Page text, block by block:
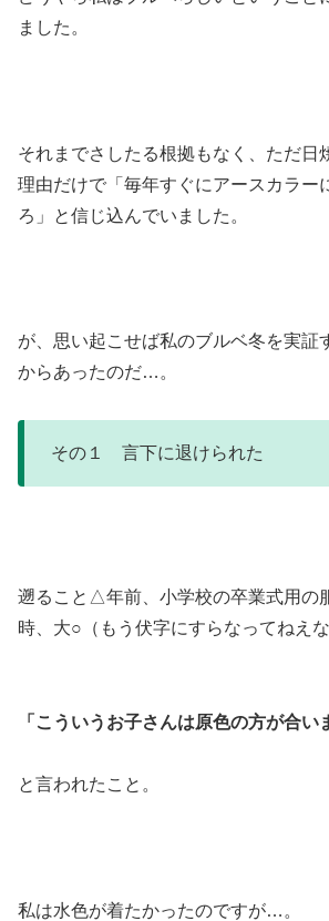
ました。
それまでさしたる根拠もなく、ただ日
理由だけで「毎年すぐにアースカラー
ろ」と信じ込んでいました。
が、思い起こせば私のブルベ冬を実証
からあったのだ…。
その１ 言下に退けられた
遡ること△年前、小学校の卒業式用の
時、大○（もう伏字にすらなってねえ
「こういうお子さんは原色の方が合い
と言われたこと。
私は水色が着たかったのですが…。